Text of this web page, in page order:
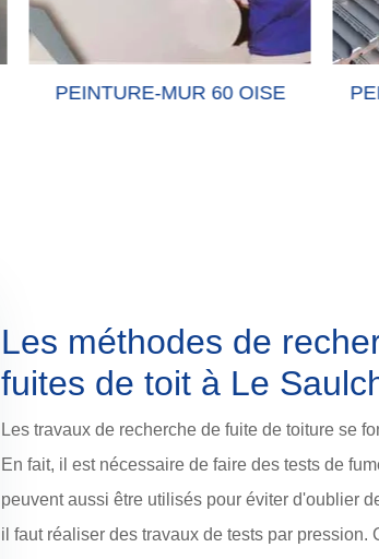
PEINTURE-MUR 60 OISE
Les méthodes de
fuites de toit à Le
Les travaux de recherche de fuite de toiture se
En fait, il est nécessaire de faire des tests de
peuvent aussi être utilisés pour éviter d'oublier
il faut réaliser des travaux de tests par pression.